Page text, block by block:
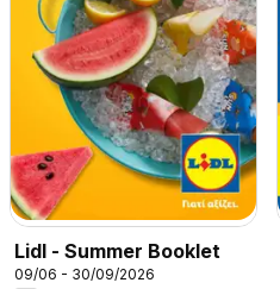
Lidl - Summer Booklet
09/06 - 30/09/2026